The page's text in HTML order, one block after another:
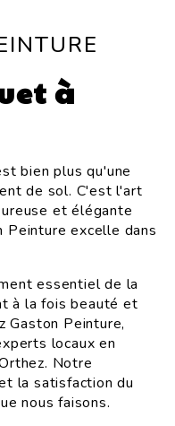
à
bien plus qu'une
de sol. C'est l'art
et élégante
Peinture excelle dans
essentiel de la
à la fois beauté et
Gaston Peinture,
locaux en
Notre
la satisfaction du
nous faisons.